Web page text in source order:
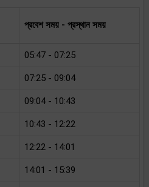
প্রবেশ সময় - প্রস্থান সময়
05:47 - 07:25
07:25 - 09:04
09:04 - 10:43
10:43 - 12:22
12:22 - 14:01
14:01 - 15:39